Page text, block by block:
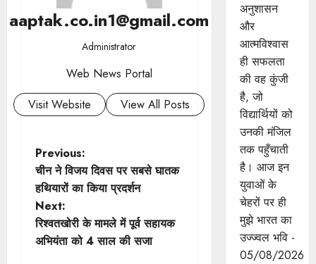
aaptak.co.in1@gmail.com
Administrator
Web News Portal
Visit Website
View All Posts
P
o
s
t
Previous:
चीन ने विजय दिवस पर सबसे घातक
हथियारों का किया प्रदर्शन
Next:
रिश्वतखोरी के मामले में पूर्व सहायक
अभियंता को 4 साल की सजा
अनुशासन
और
आत्मविश्वास
ही सफलता
की वह कुंजी
है, जो
विद्यार्थियों को
उनकी मंजिल
तक पहुँचाती
है। आज इन
युवाओं के
चेहरों पर ही
मुझे भारत का
उज्ज्वल भवि -
05/08/2026